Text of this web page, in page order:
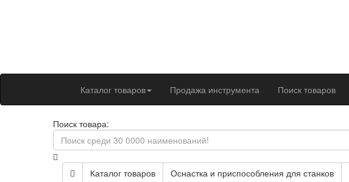
Каталог товаров Продажа инструмента Поиск товаров
Поиск товара:
Каталог товаров Оснастка и приспособления для станков